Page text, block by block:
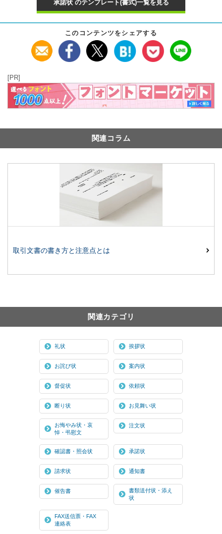
承諾状 のテンプレート(書式)一覧を見る
このコンテンツをシェアする
[PR]
関連コラム
取引文書の書き方と注意点とは
関連カテゴリ
礼状 挨拶状
お詫び状 案内状
督促状 依頼状
断り状 お見舞い状
お悔やみ状・哀
悼・弔慰文
注文状
確認書・照会状 承諾状
請求状 通知書
催告書
書類送付状・添え
状
FAX送信票・FAX
連絡表